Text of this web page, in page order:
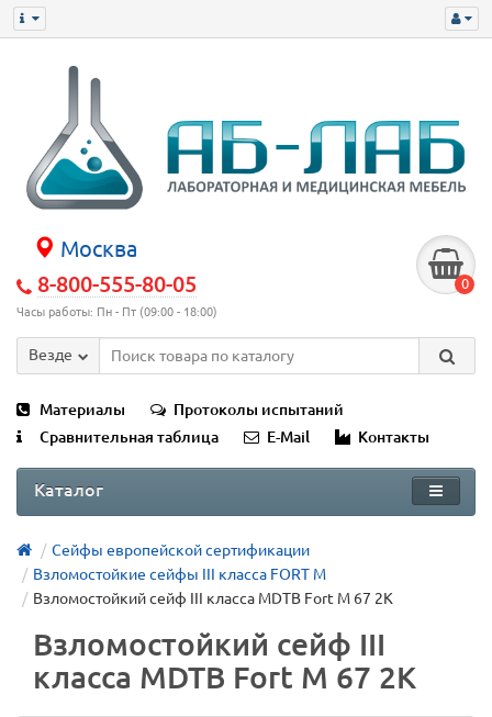
Москва
8-800-555-80-05
Часы работы: Пн - Пт (09:00 - 18:00)
0
Везде
Материалы
Протоколы испытаний
Сравнительная таблица
E-Mail Контакты
Каталог
Сейфы европейской сертификации
Взломостойкие сейфы III класса FORT M
Взломостойкий сейф III класса MDTB Fort M 67 2K
Взломостойкий сейф III
класса MDTB Fort M 67 2K